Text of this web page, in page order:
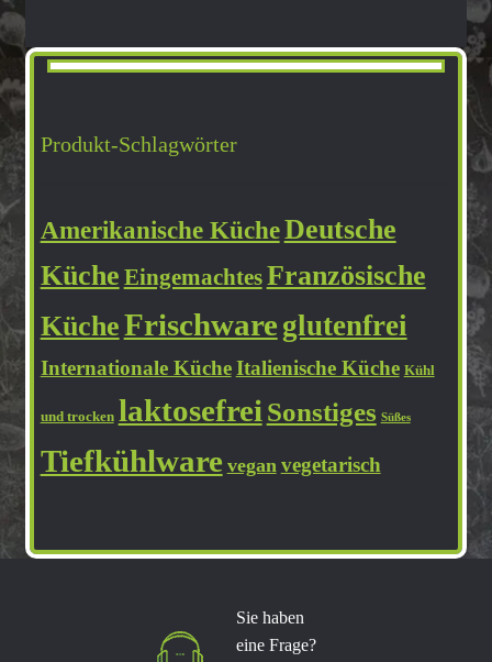
Kontakt
My account
Widerrufsbelehrung
Zahlungsarten
Produkt-Schlagwörter
Amerikanische KücheDeutsche
Küche EingemachtesFranzösische
KücheFrischware glutenfrei
Internationale Küche Italienische Küche Kühl
und trocken laktosefrei Sonstiges Süßes
Tiefkühlware vegan vegetarisch
Sie haben
eine Frage?